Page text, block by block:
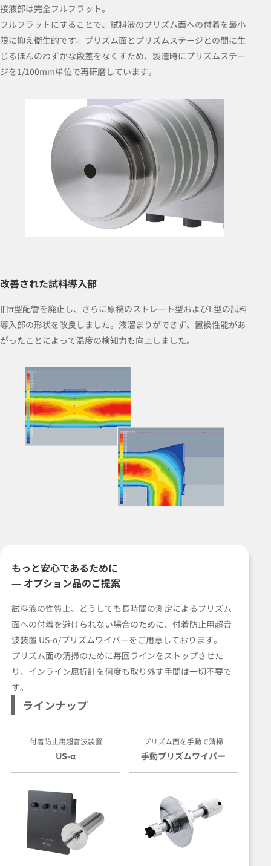
接液部は完全フルフラット。
フルフラットにすることで、試料液のプリズム面への付着を最小
限に抑え衛生的です。プリズム面とプリズムステージとの間に生
じるほんのわずかな段差をなくすため、製造時にプリズムステー
ジを1/100mm単位で再研磨しています。
改善された試料導入部
旧π型配管を廃止し、さらに原稿のストレート型およびL型の試料
導入部の形状を改良しました。液溜まりができず、置換性能があ
がったことによって温度の検知力も向上しました。
もっと安心であるために
— オプション品のご提案
試料液の性質上、どうしても長時間の測定によるプリズム
面への付着を避けられない場合のために、付着防止用超音
波装置 US-α/プリズムワイパーをご用意しております。
プリズム面の清掃のために毎回ラインをストップさせた
り、インライン屈折計を何度も取り外す手間は一切不要で
す。
ラインナップ
付着防止用超音波装置
US-α
プリズム面を手動で清掃
手動プリズムワイパー